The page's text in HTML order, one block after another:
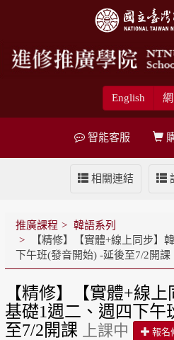
English
智能客服
相關連結
推廣課程
韓語系列
【精修】【實體+線上同步】
下午班(發音開始) -延後至7/2開課
【精修】【實體+線
基礎1週二、週四下午
至7/2開課
上課中 報名